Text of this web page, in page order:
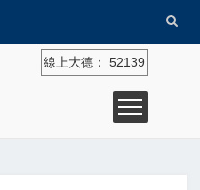
線上大德： 52139